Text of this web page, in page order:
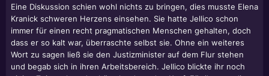
Eine Diskussion schien wohl nichts zu bringen, dies musste Elena
Kranick schweren Herzens einsehen. Sie hatte Jellico schon
immer für einen recht pragmatischen Menschen gehalten, doch
dass er so kalt war, überraschte selbst sie. Ohne ein weiteres
Wort zu sagen ließ sie den Justizminister auf dem Flur stehen
und begab sich in ihren Arbeitsbereich. Jellico blickte ihr noch